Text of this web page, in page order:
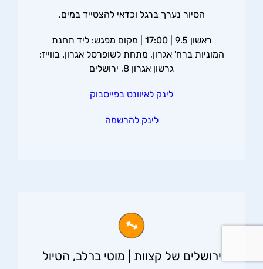
הסיור נערך ברגל וכדאי להצטייד במים.
ראשון 9.5 | 17:00 | מקום מפגש: ליד תחנת
המוניות ברח' אגרון, מתחת לשופרסל אגרון. בווייז:
גרשון אגרון 8, ירושלים
לינק לאיוונט בפייסבוק
לינק להרשמה
ירושלים של קצוות | מוטי ברלב, הטיול